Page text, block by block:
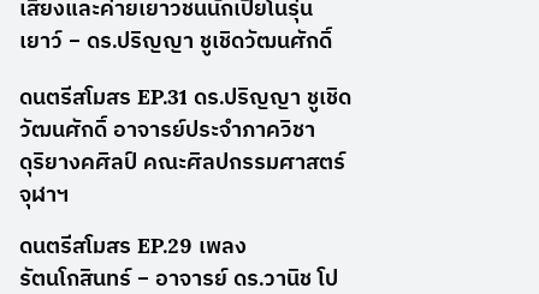
เสียงและค่ายเยาวชนนักเปียโนรุ่น
เยาว์ – ดร.ปริญญา ชูเชิดวัฒนศักดิ์
ดนตรีสโมสร EP.31 ดร.ปริญญา ชูเชิด
วัฒนศักดิ์ อาจารย์ประจำภาควิชา
ดุริยางคศิลป์ คณะศิลปกรรมศาสตร์
จุฬาฯ
ดนตรีสโมสร EP.29 เพลง
รัตนโกสินทร์ – อาจารย์ ดร.วานิช โป